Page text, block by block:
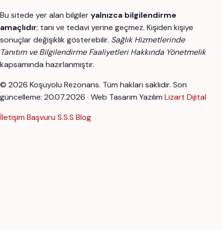
Bu sitede yer alan bilgileryalnızca bilgilendirme
amaçlıdır; tanı ve tedavi yerine geçmez. Kişiden kişiye
sonuçlar değişiklik gösterebilir. Sağlık Hizmetlerinde
Tanıtım ve Bilgilendirme Faaliyetleri Hakkında Yönetmelik
kapsamında hazırlanmıştır.
© 2026 Koşuyolu Rezonans. Tüm hakları saklıdır. Son
güncelleme: 20.07.2026 · Web Tasarım Yazılım Lizart Dijital
İletişim Başvuru S.S.S Blog